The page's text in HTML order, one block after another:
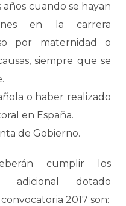
cuando se hayan
en la carrera
por maternidad o
siempre que se
o haber realizado
en España.
de Gobierno.
cumplir los
adicional dotado
2017 son: